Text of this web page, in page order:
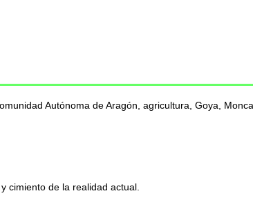
Autónoma de Aragón, agricultura, Goya,
cimiento de la realidad actual.